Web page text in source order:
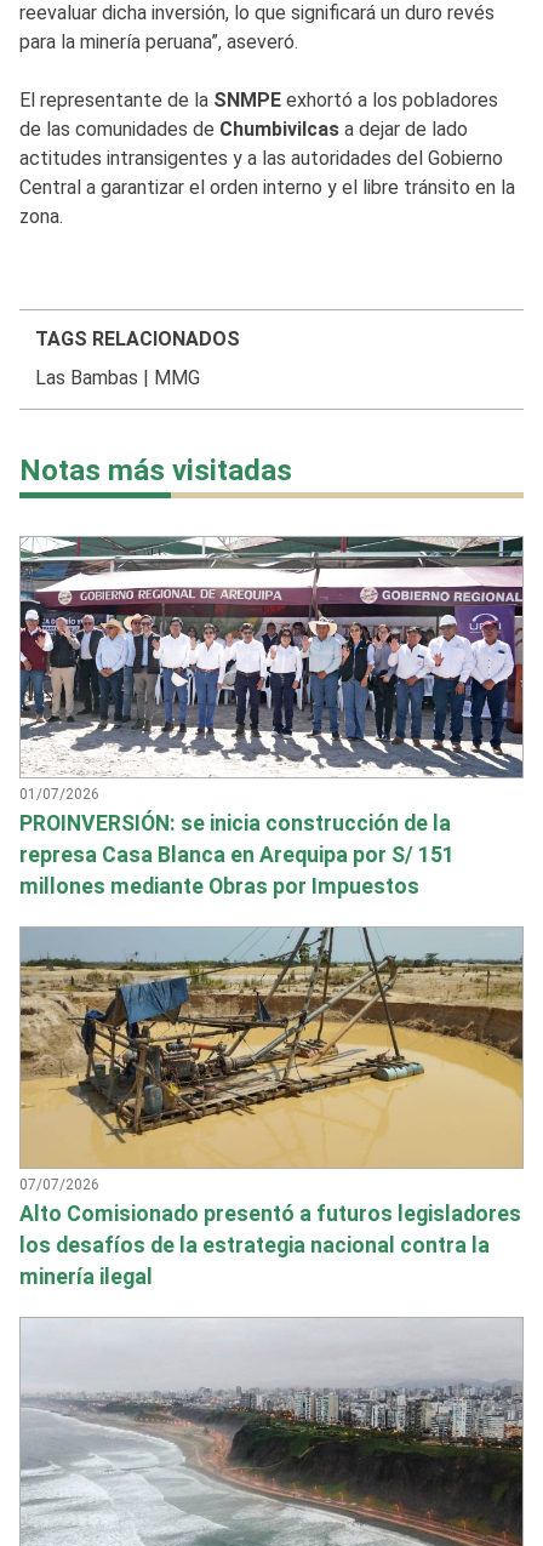
reevaluar dicha inversión, lo que significará un duro revés
para la minería peruana”, aseveró.
El representante de la SNMPE exhortó a los pobladores
de las comunidades de Chumbivilcas a dejar de lado
actitudes intransigentes y a las autoridades del Gobierno
Central a garantizar el orden interno y el libre tránsito en la
zona.
TAGS RELACIONADOS
Las Bambas
MMG
Notas más visitadas
01/07/2026
PROINVERSIÓN: se inicia construcción de la
represa Casa Blanca en Arequipa por S/ 151
millones mediante Obras por Impuestos
07/07/2026
Alto Comisionado presentó a futuros legisladores
los desafíos de la estrategia nacional contra la
minería ilegal